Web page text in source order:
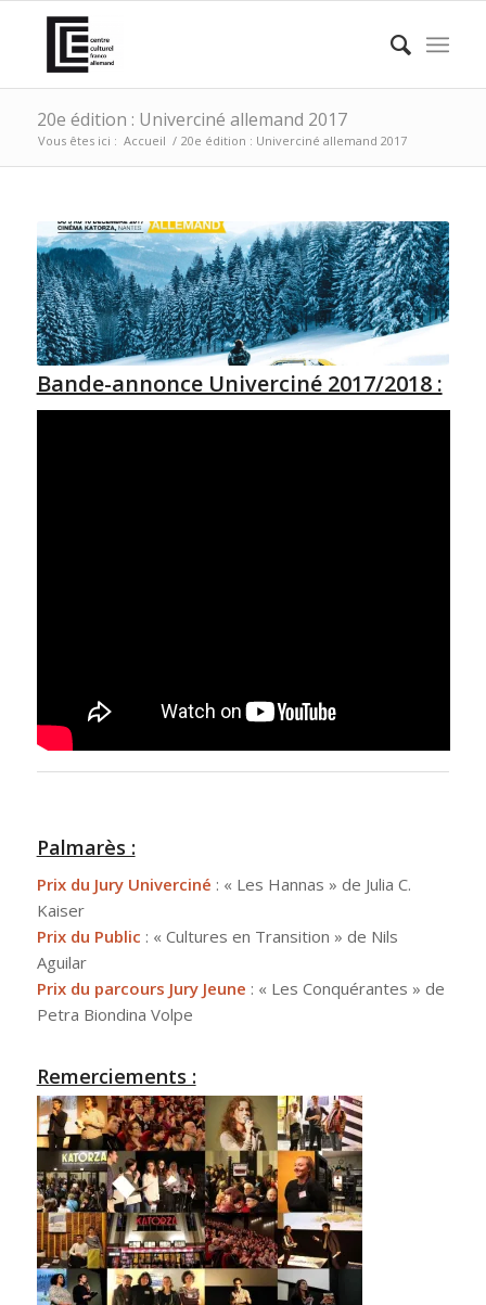
20e édition : Univerciné allemand 2017
Vous êtes ici : Accueil / 20e édition : Univerciné allemand 2017
Bande-annonce Univerciné 2017/2018 :
Palmarès :
Prix du Jury Univerciné : « Les Hannas » de Julia C.
Kaiser
Prix du Public : « Cultures en Transition » de Nils
Aguilar
Prix du parcours Jury Jeune : « Les Conquérantes » de
Petra Biondina Volpe
Remerciements :